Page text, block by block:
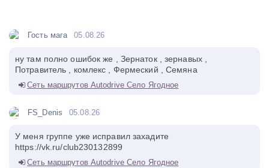
Гость мага 05.08.26
ну там полно ошибок же , Зернаток , зернавых ,
Потравитель , комлекс , Фермеский , Семяна
Сеть маршрутов Autodrive Село Ягодное
FS_Denis 05.08.26
У меня группе уже исправил захадите
https://vk.ru/club230132899
Сеть маршрутов Autodrive Село Ягодное